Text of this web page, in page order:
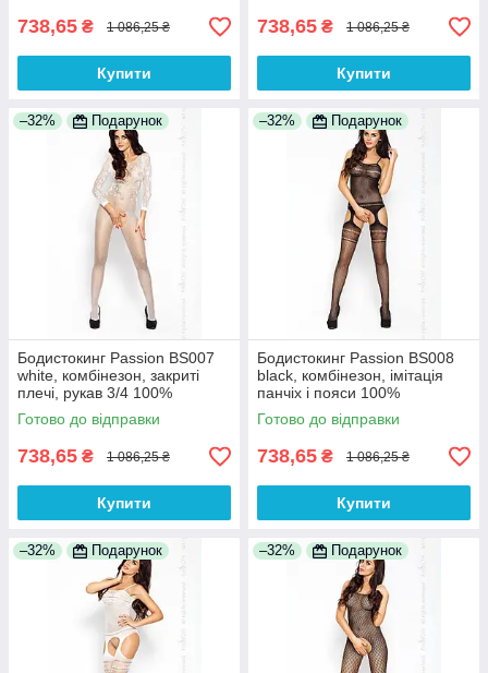
738,65 ₴ 1 086,25 ₴
Купити
738,65 ₴ 1 086,25 ₴
Купити
–32% Подарунок
Бодистокинг Passion BS007
white, комбінезон, закриті
плечі, рукав 3/4 100%
Анонімності
Готово до відправки
738,65 ₴ 1 086,25 ₴
Купити
–32% Подарунок
Бодистокинг Passion BS008
black, комбінезон, імітація
панчіх і пояси 100%
Анонімності
Готово до відправки
738,65 ₴ 1 086,25 ₴
Купити
–32% Подарунок –32% Подарунок